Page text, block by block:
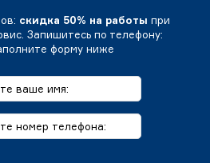
скидка 50% на работы при
Запишитесь по телефону:
форму ниже